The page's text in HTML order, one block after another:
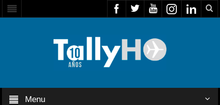
Menu